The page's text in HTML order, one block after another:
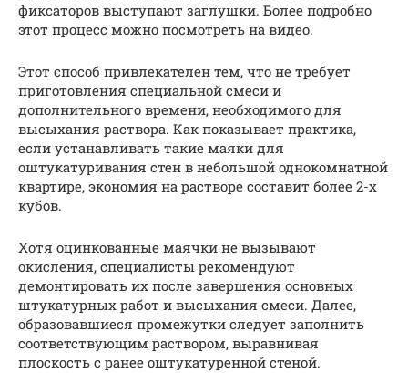
фиксаторов выступают заглушки. Более подробно
этот процесс можно посмотреть на видео.
Этот способ привлекателен тем, что не требует
приготовления специальной смеси и
дополнительного времени, необходимого для
высыхания раствора. Как показывает практика,
если устанавливать такие маяки для
оштукатуривания стен в небольшой однокомнатной
квартире, экономия на растворе составит более 2-х
кубов.
Хотя оцинкованные маячки не вызывают
окисления, специалисты рекомендуют
демонтировать их после завершения основных
штукатурных работ и высыхания смеси. Далее,
образовавшиеся промежутки следует заполнить
соответствующим раствором, выравнивая
плоскость с ранее оштукатуренной стеной.